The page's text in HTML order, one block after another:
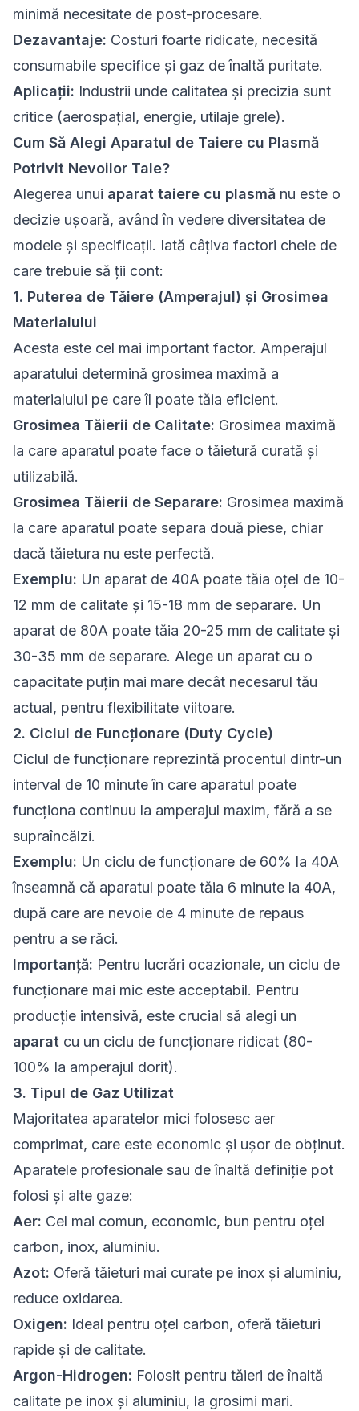
minimă necesitate de post-procesare.
Dezavantaje: Costuri foarte ridicate, necesită
consumabile specifice și gaz de înaltă puritate.
Aplicații: Industrii unde calitatea și precizia sunt
critice (aerospațial, energie, utilaje grele).
Cum Să Alegi Aparatul de Taiere cu Plasmă
Potrivit Nevoilor Tale?
Alegerea unui aparat taiere cu plasmă nu este o
decizie ușoară, având în vedere diversitatea de
modele și specificații. Iată câțiva factori cheie de
care trebuie să ții cont:
1. Puterea de Tăiere (Amperajul) și Grosimea
Materialului
Acesta este cel mai important factor. Amperajul
aparatului determină grosimea maximă a
materialului pe care îl poate tăia eficient.
Grosimea Tăierii de Calitate: Grosimea maximă
la care aparatul poate face o tăietură curată și
utilizabilă.
Grosimea Tăierii de Separare: Grosimea maximă
la care aparatul poate separa două piese, chiar
dacă tăietura nu este perfectă.
Exemplu: Un aparat de 40A poate tăia oțel de 10-
12 mm de calitate și 15-18 mm de separare. Un
aparat de 80A poate tăia 20-25 mm de calitate și
30-35 mm de separare. Alege un aparat cu o
capacitate puțin mai mare decât necesarul tău
actual, pentru flexibilitate viitoare.
2. Ciclul de Funcționare (Duty Cycle)
Ciclul de funcționare reprezintă procentul dintr-un
interval de 10 minute în care aparatul poate
funcționa continuu la amperajul maxim, fără a se
supraîncălzi.
Exemplu: Un ciclu de funcționare de 60% la 40A
înseamnă că aparatul poate tăia 6 minute la 40A,
după care are nevoie de 4 minute de repaus
pentru a se răci.
Importanță: Pentru lucrări ocazionale, un ciclu de
funcționare mai mic este acceptabil. Pentru
producție intensivă, este crucial să alegi un
aparat cu un ciclu de funcționare ridicat (80-
100% la amperajul dorit).
3. Tipul de Gaz Utilizat
Majoritatea aparatelor mici folosesc aer
comprimat, care este economic și ușor de obținut.
Aparatele profesionale sau de înaltă definiție pot
folosi și alte gaze:
Aer: Cel mai comun, economic, bun pentru oțel
carbon, inox, aluminiu.
Azot: Oferă tăieturi mai curate pe inox și aluminiu,
reduce oxidarea.
Oxigen: Ideal pentru oțel carbon, oferă tăieturi
rapide și de calitate.
Argon-Hidrogen: Folosit pentru tăieri de înaltă
calitate pe inox și aluminiu, la grosimi mari.